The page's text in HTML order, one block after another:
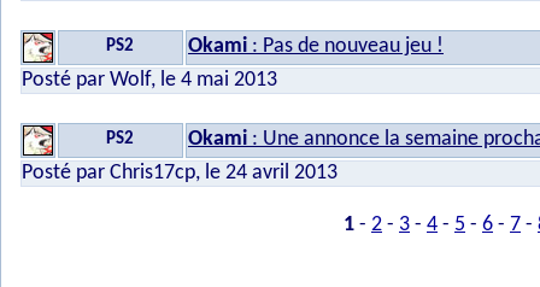
PS2 Okami : Pas de nouveau jeu !
Posté par Wolf, le 4 mai 2013
PS2 Okami : Une annonce la semaine
Posté par Chris17cp, le 24 avril 2013
1 - 2 - 3 - 4 - 5 - 6 - 7 -